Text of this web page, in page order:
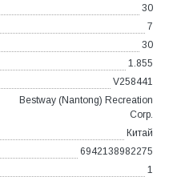
30
7
30
1.855
V258441
Bestway (Nantong) Recreation
Corp.
Китай
6942138982275
1